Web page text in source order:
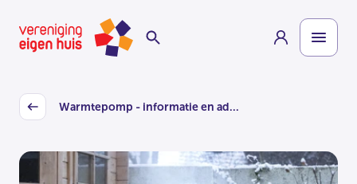
naar
hoofdinhoud
Homepage
Back
Warmtepomp - informatie en ad...